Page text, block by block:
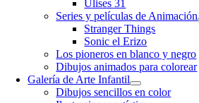
Ulises 31
Series y películas de Animación
Stranger Things
Sonic el Erizo
Los pioneros en blanco y negro
Dibujos animados para colorear
Galería de Arte Infantil
Dibujos sencillos en color